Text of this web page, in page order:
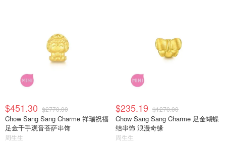
$451.30 $2770.00
Chow Sang Sang Charme 祥瑞祝福
足金千手观音菩萨串饰
周生生
$235.19 $1270.00
Chow Sang Sang Charme 足金蝴蝶
结串饰 浪漫奇缘
周生生